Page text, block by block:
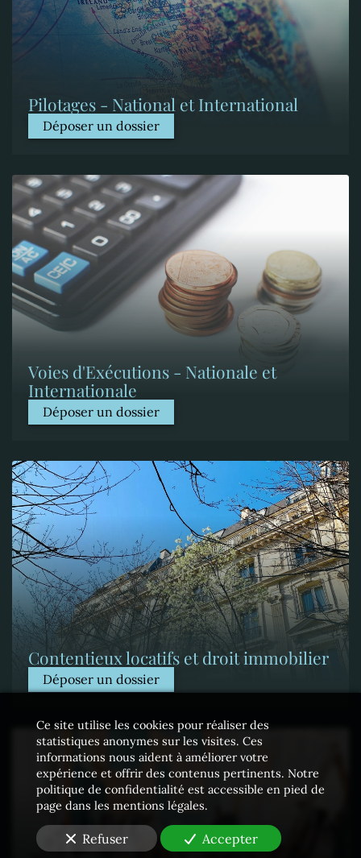
Pilotages - National et International
Déposer un dossier
Voies d'Exécutions - Nationale et
Internationale
Déposer un dossier
Contentieux locatifs et droit immobilier
Déposer un dossier
Ce site utilise les cookies pour réaliser des
statistiques anonymes sur les visites. Ces
informations nous aident à améliorer votre
expérience et offrir des contenus pertinents. Notre
politique de confidentialité est accessible en pied de
page dans les mentions légales.
Refuser Accepter